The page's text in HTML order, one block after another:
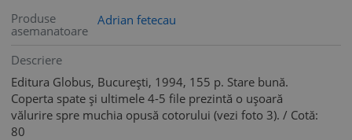
Produse
asemanatoare
Adrian fetecau
Descriere
Editura Globus, București, 1994, 155 p. Stare bună.
Coperta spate și ultimele 4-5 file prezintă o ușoară
vălurire spre muchia opusă cotorului (vezi foto 3). / Cotă:
80